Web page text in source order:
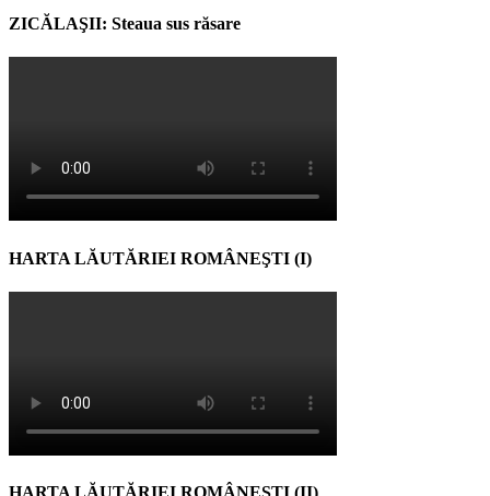
ZICĂLAŞII: Steaua sus răsare
HARTA LĂUTĂRIEI ROMÂNEŞTI (I)